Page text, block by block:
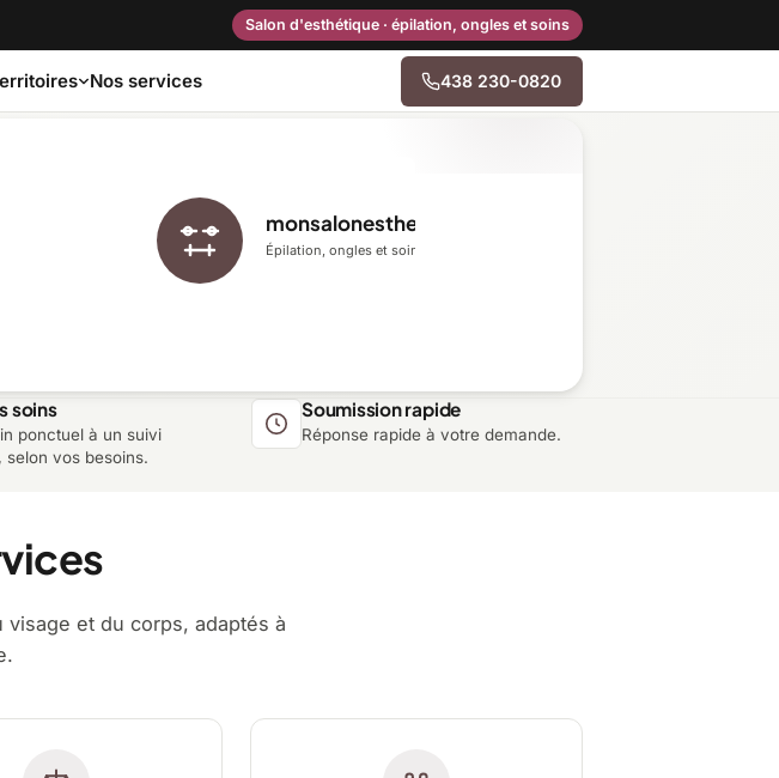
Salon d'esthétique · épilation, ongles et soins
Capitale-Nationale Centre-du-Québec
Laval Mauricie
Nord-du-Québec
Nos services 438 230-0820
monsalonesthetique.ca
Épilation, ongles et soins du visage
soins
ponctuel à un suivi
selon vos besoins.
Soumission rapide
Réponse rapide à votre demande.
et du corps, adaptés à